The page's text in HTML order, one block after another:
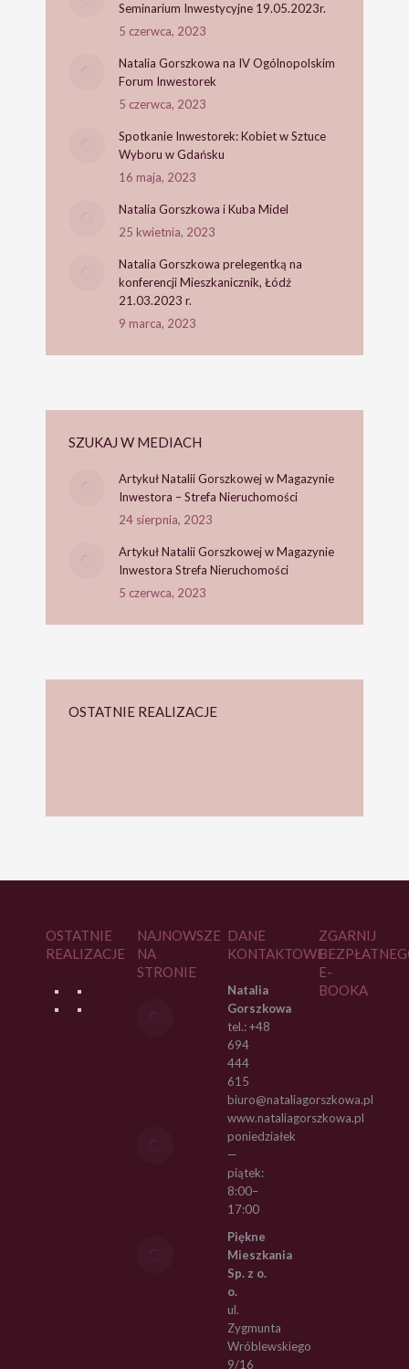
Seminarium Inwestycyjne 19.05.2023r.
5 czerwca, 2023
Natalia Gorszkowa na IV Ogólnopolskim
Forum Inwestorek
5 czerwca, 2023
Spotkanie Inwestorek: Kobiet w Sztuce
Wyboru w Gdańsku
16 maja, 2023
Natalia Gorszkowa i Kuba Midel
25 kwietnia, 2023
Natalia Gorszkowa prelegentką na
konferencji Mieszkanicznik, Łódź
21.03.2023 r.
9 marca, 2023
SZUKAJ W MEDIACH
Artykuł Natalii Gorszkowej w Magazynie
Inwestora – Strefa Nieruchomości
24 sierpnia, 2023
Artykuł Natalii Gorszkowej w Magazynie
Inwestora Strefa Nieruchomości
5 czerwca, 2023
OSTATNIE REALIZACJE
OSTATNIE
REALIZACJE
NAJNOWSZE
NA
STRONIE
A dlaczego
akurat biznes
pracowniczych?
22 sierpnia,
Kto jest ważny
w zespole
kwatermistrza?
22 sierpnia,
Niepraktyczne
meble w
kwaterach
pracowniczych.
Kilka szybkich
10 sierpnia,
DANE
KONTAKTOWE
Natalia
Gorszkowa
tel.: +48
694
444
615
biuro@nataliagorszkowa.pl
www.nataliagorszkowa.pl
poniedziałek
—
piątek:
8:00–
17:00
Piękne
Mieszkania
Sp. z o.
o.
ul.
Zygmunta
Wróblewskiego
9/16
ZGARNIJ
E-
BOOKA